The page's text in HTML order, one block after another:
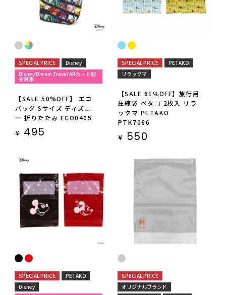
SPECIAL PRICE
Disney
Disney Dream Travel ARカード配
布対象
【SALE 50%OFF】 エコ
バッグ Sサイズ ディズニ
ー 折りたたみ ECO0405
¥ 495
SPECIAL PRICE
PETAKO
リラックマ
【SALE 61％OFF】旅行用
圧縮袋 ペタコ 2枚入 リラ
ックマ PETAKO
PTK7066
¥ 550
SPECIAL PRICE
PETAKO
Disney
SPECIAL PRICE
オリジナルブランド